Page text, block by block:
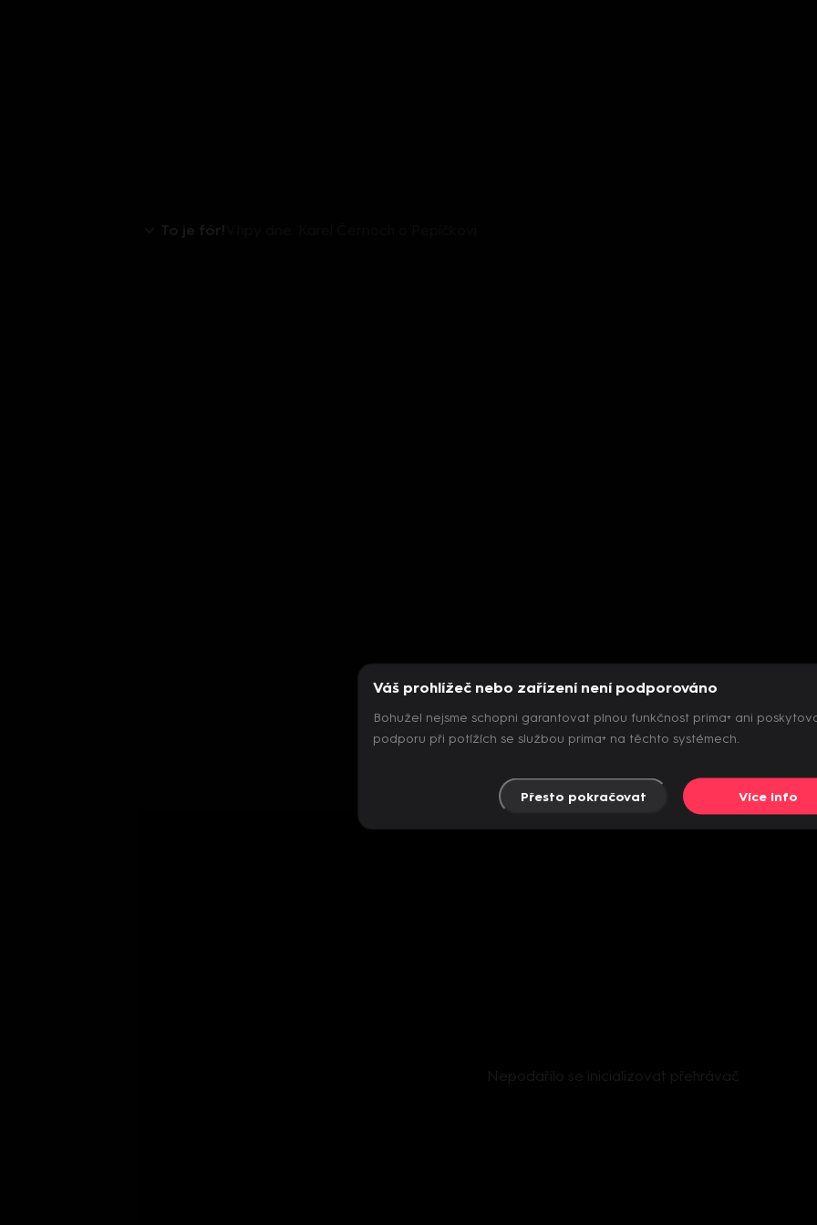
Nepodařilo se inicializovat přehrávač
Váš prohlížeč nebo zařízení není podporováno
Bohužel nejsme schopni garantovat plnou funkčnost prima+ ani
podporu při potížích se službou prima+ na těchto systémech.
Přesto pokračovat Více info